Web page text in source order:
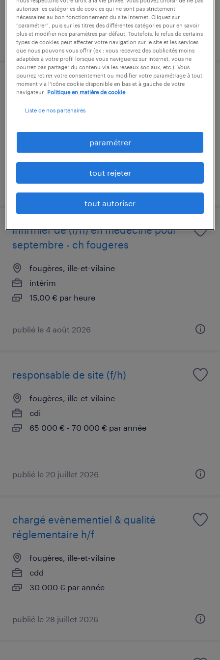
publié le 28 mai 2026
gestionnaire rh (f/h)
fougères, ille-et-vilaine
publié le 19 juin 2026
infirmier de (f/h) en medecine pour
septembre - ch fougeres
fougères, ille-et-vilaine
intérim
15,00 € par heure
publié le 4 août 2026
responsable de site (f/h)
fougères, ille-et-vilaine
cdi
65 000 € - 70 000 € par année
publié le 20 juillet 2026
chargé evènementiel & qualité
réglementaire h/f
fougères, ille-et-vilaine
cdd
30 000 € par année
publié le 28 juillet 2026
autoriser les catégories de cookies qui ne sont pas strictement
nécessaires au bon fonctionnement du site Internet. Cliquez sur
“paramétrer”, puis sur les titres des différentes catégories pour en savoir
plus et modifier nos paramètres par défaut. Toutefois, le refus de certains
types de cookies peut affecter votre navigation sur le site et les services
que nous pouvons vous offrir (ex : vous recevrez des publicités moins
adaptées à votre profil lorsque vous naviguerez sur Internet, vous ne
pourrez pas partager du contenu via les réseaux sociaux, etc.). Vous
pourrez retirer votre consentement ou modifier votre paramétrage à tout
moment via l’icône cookie disponible en bas et à gauche de votre
navigateur.
Politique en matière de cookie
Liste de nos partenaires
paramétrer
tout rejeter
tout autoriser